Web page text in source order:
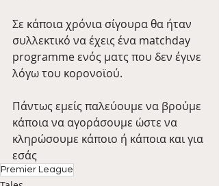
Σε κάποια χρόνια σίγουρα θα ήταν
συλλεκτικό να έχεις ένα matchday
programme ενός ματς που δεν έγινε
λόγω του κορονοϊού.
Πάντως εμείς παλεύουμε να βρούμε
κάποια να αγοράσουμε ώστε να
κληρώσουμε κάποιο ή κάποια και για
εσάς
Premier League